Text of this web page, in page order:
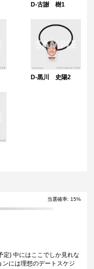
D-古謝 樹1
D-黒川 史陽2
当選確率: 15%
定) 中にはここでしか見れな
には理想のデートスケジ